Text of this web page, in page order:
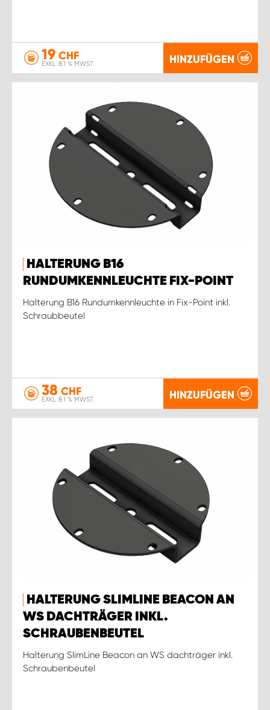
19 CHF
EXKL. 8.1 % MWST. HINZUFÜGEN
HALTERUNG B16
RUNDUMKENNLEUCHTE FIX-POINT
Halterung B16 Rundumkennleuchte in Fix-Point inkl.
Schraubbeutel
38 CHF
EXKL. 8.1 % MWST. HINZUFÜGEN
HALTERUNG SLIMLINE BEACON AN
WS DACHTRÄGER INKL.
SCHRAUBENBEUTEL
Halterung SlimLine Beacon an WS dachträger inkl.
Schraubenbeutel